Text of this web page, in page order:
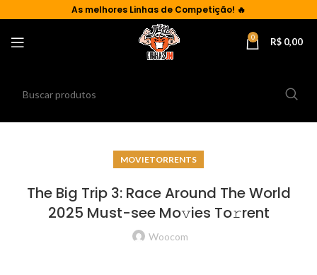
As melhores Linhas de Competição! 🔥
0 R$ 0,00
MOVIETORRENTS
The Big Trip 3: Race Around The World
2025 Must-see Mo𝚟ies To𝚛rent
Woocom